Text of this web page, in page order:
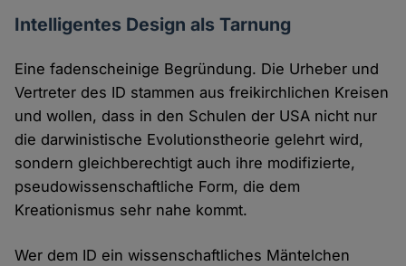
Intelligentes Design als Tarnung
Eine fadenscheinige Begründung. Die Urheber und
Vertreter des ID stammen aus freikirchlichen Kreisen
und wollen, dass in den Schulen der USA nicht nur
die darwinistische Evolutionstheorie gelehrt wird,
sondern gleichberechtigt auch ihre modifizierte,
pseudowissenschaftliche Form, die dem
Kreationismus sehr nahe kommt.
Wer dem ID ein wissenschaftliches Mäntelchen